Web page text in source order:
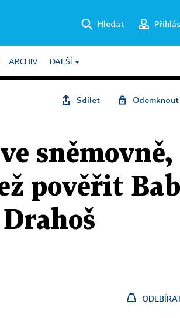
Hledat
ARCHIV DALŠÍ
Sdílet Odemknout
sněmovně,
pověřit